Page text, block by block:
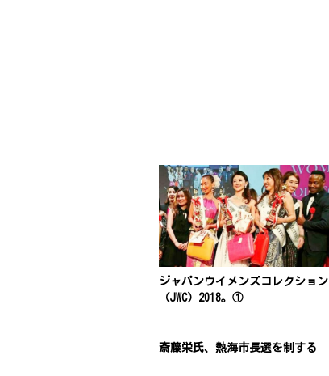
ジャパンウイメンズコレクション
（JWC）2018。①
斎藤栄氏、熱海市長選を制する